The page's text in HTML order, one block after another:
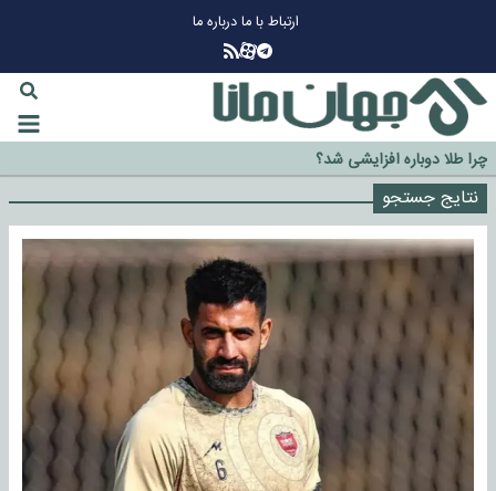
ارتباط با مادرباره ما
چرا طلا دوباره افزایشی شد؟
گزینه جدایی اوسمار روی میز مدیران پرسپولیس
آیا رئیس جمهور آمریکا قانون را دور می‌زند؟
اخراج رسمی چهره نامدار از پرسپولیس
سازمان اطلاعات سپاه: پروژه دولت ترامپ برای مهار چین، روسیه و اروپا شکست
خورد
نتایج جستجو